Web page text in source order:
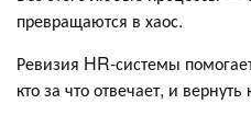
превращаются в хаос.
Ревизия HR-системы
кто за что отвечает, и